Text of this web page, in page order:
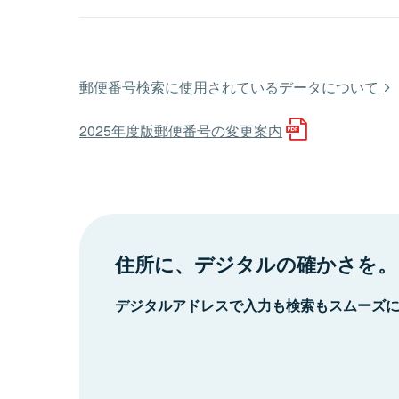
郵便番号検索に使用されているデータについて
2025年度版郵便番号の変更案内
住所に、デジタルの確かさを。
デジタルアドレスで入力も検索もスムーズ